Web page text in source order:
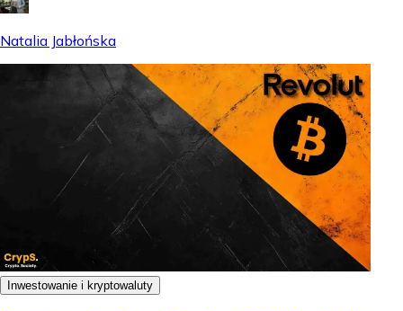
Natalia Jabłońska
Inwestowanie i kryptowaluty